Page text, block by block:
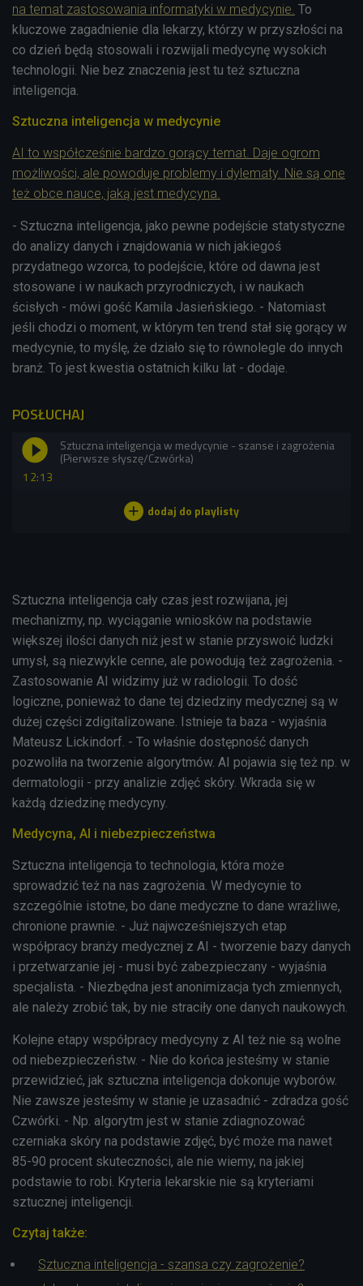
na temat zastosowania informatyki w medycynie. To
kluczowe zagadnienie dla lekarzy, którzy w przyszłości na
co dzień będą stosowali i rozwijali medycynę wysokich
technologii. Nie bez znaczenia jest tu też sztuczna
inteligencja.
Sztuczna inteligencja w medycynie
AI to współcześnie bardzo gorący temat. Daje ogrom
możliwości, ale powoduje problemy i dylematy. Nie są one
też obce nauce, jaką jest medycyna.
- Sztuczna inteligencja, jako pewne podejście statystyczne
do analizy danych i znajdowania w nich jakiegoś
przydatnego wzorca, to podejście, które od dawna jest
stosowane i w naukach przyrodniczych, i w naukach
ścisłych - mówi gość Kamila Jasieńskiego. - Natomiast
jeśli chodzi o moment, w którym ten trend stał się gorący w
medycynie, to myślę, że działo się to równolegle do innych
branż. To jest kwestia ostatnich kilku lat - dodaje.
POSŁUCHAJ
12:13
Sztuczna inteligencja w medycynie - szanse i zagrożenia
(Pierwsze słyszę/Czwórka)
Sztuczna inteligencja cały czas jest rozwijana, jej
mechanizmy, np. wyciąganie wniosków na podstawie
większej ilości danych niż jest w stanie przyswoić ludzki
umysł, są niezwykle cenne, ale powodują też zagrożenia. -
Zastosowanie AI widzimy już w radiologii. To dość
logiczne, ponieważ to dane tej dziedziny medycznej są w
dużej części zdigitalizowane. Istnieje ta baza - wyjaśnia
Mateusz Lickindorf. - To właśnie dostępność danych
pozwoliła na tworzenie algorytmów. AI pojawia się też np. w
dermatologii - przy analizie zdjęć skóry. Wkrada się w
każdą dziedzinę medycyny.
Medycyna, AI i niebezpieczeństwa
Sztuczna inteligencja to technologia, która może
sprowadzić też na nas zagrożenia. W medycynie to
szczególnie istotne, bo dane medyczne to dane wrażliwe,
chronione prawnie. - Już najwcześniejszych etap
współpracy branży medycznej z AI - tworzenie bazy danych
i przetwarzanie jej - musi być zabezpieczany - wyjaśnia
specjalista. - Niezbędna jest anonimizacja tych zmiennych,
ale należy zrobić tak, by nie straciły one danych naukowych.
Kolejne etapy współpracy medycyny z AI też nie są wolne
od niebezpieczeństw. - Nie do końca jesteśmy w stanie
przewidzieć, jak sztuczna inteligencja dokonuje wyborów.
Nie zawsze jesteśmy w stanie je uzasadnić - zdradza gość
Czwórki. - Np. algorytm jest w stanie zdiagnozować
czerniaka skóry na podstawie zdjęć, być może ma nawet
85-90 procent skuteczności, ale nie wiemy, na jakiej
podstawie to robi. Kryteria lekarskie nie są kryteriami
sztucznej inteligencji.
Czytaj także:
Sztuczna inteligencja - szansa czy zagrożenie?